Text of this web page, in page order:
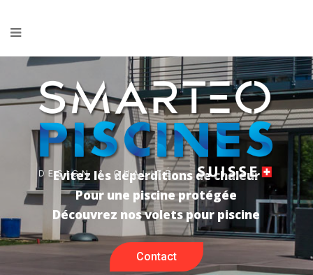
Evitez les déperditions de chaleur
Pour une piscine protégée
Découvrez nos volets pour piscine
Contact